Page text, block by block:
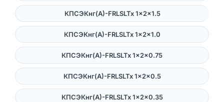
КПСЭКнг(А)-FRLSLTx 1×2×1.5
КПСЭКнг(А)-FRLSLTx 1×2×1.0
КПСЭКнг(А)-FRLSLTx 1×2×0.75
КПСЭКнг(А)-FRLSLTx 1×2×0.5
КПСЭКнг(А)-FRLSLTx 1×2×0.35